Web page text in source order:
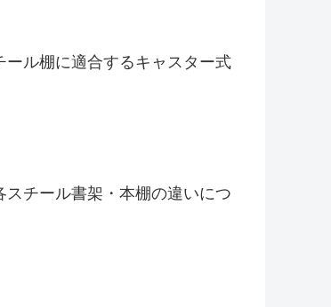
ル棚に適合するキャスター式
チール書架・本棚の違いにつ